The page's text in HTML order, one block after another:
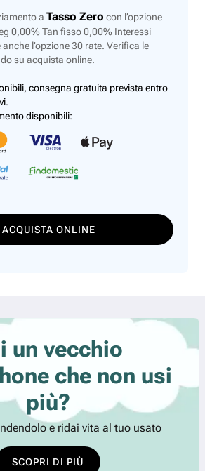
a Tasso Zero con l’opzione
0,00% Tan fisso 0,00% Interessi
l’opzione 30 rate. Verifica le
su acquista online.
consegna gratuita prevista entro
disponibili:
ACQUISTA ONLINE
un vecchio
che non usi
più?
e ridai vita al tuo usato
SCOPRI DI PIÙ